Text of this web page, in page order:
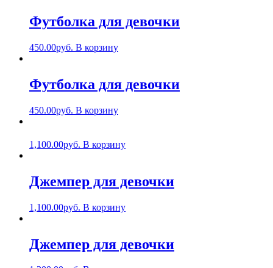
Футболка для девочки
450.00руб. В корзину
Футболка для девочки
450.00руб. В корзину
1,100.00руб. В корзину
Джемпер для девочки
1,100.00руб. В корзину
Джемпер для девочки